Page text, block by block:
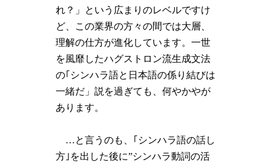
れ？」という広まりのレベルですけ
ど、この業界の方々の間では大層、
理解の仕方が進化しています。一世
を風靡したハグストロン流生成文法
の｢シンハラ語と日本語の係り結びは
一緒だ」説を過ぎても、何やかやが
あります。
…と言うのも、｢シンハラ語の話し
方｣を出した後に”シンハラ動詞の活